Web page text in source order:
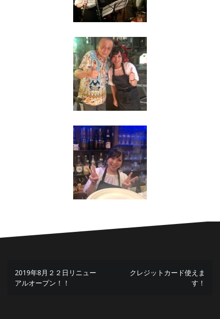
投
稿
2019年8月２２日リニュー
アルオープン！！
クレジットカード使えま
す！